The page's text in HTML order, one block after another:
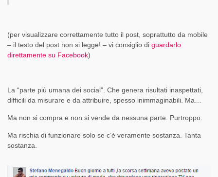
(per visualizzare correttamente tutto il post, soprattutto da mobile
– il testo del post non si legge! – vi consiglio di guardarlo
direttamente su Facebook)
La “parte più umana dei social”. Che genera risultati inaspettati,
difficili da misurare e da attribuire, spesso inimmaginabili. Ma…
Ma non si compra e non si vende da nessuna parte. Purtroppo.
Ma rischia di funzionare solo se c’è veramente sostanza. Tanta
sostanza.